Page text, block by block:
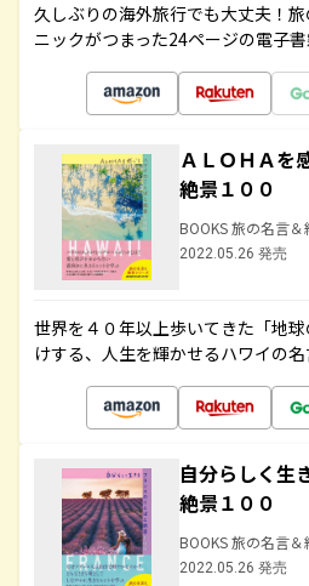
久しぶりの海外旅行でも大丈夫！
ニックがつまった24ページの電子
ＡＬＯＨＡを
絶景１００
BOOKS 旅の名言＆
2022.05.26 発売
世界を４０年以上歩いてきた「地
けする、人生を輝かせるハワイの
自分らしく生
絶景１００
BOOKS 旅の名言＆
2022.05.26 発売